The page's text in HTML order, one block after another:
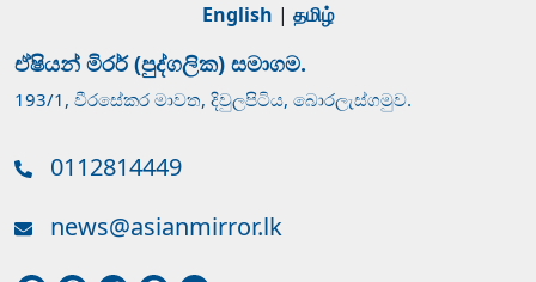
English | தமிழ்
ඒෂියන් මිරර් (පුද්ගලික) සමාගම.
193/1, වීරසේකර මාවත, දිවුලපිටිය, බොරලැස්ගමුව.
0112814449
news@asianmirror.lk